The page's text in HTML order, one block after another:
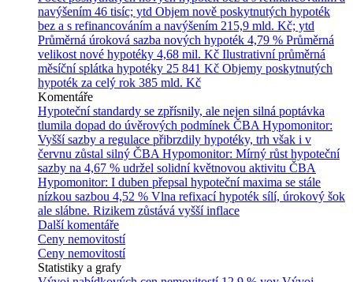
navýšením 46 tisíc; ytd Objem nově poskytnutých hypoték
bez a s refinancováním a navýšením 215,9 mld. Kč; ytd
Průměrná úroková sazba nových hypoték 4,79 % Průměrná
velikost nové hypotéky 4,68 mil. Kč Ilustrativní průměrná
měsíční splátka hypotéky 25 841 Kč Objemy poskytnutých
hypoték za celý rok 385 mld. Kč
Komentáře
Hypoteční standardy se zpřísnily, ale nejen silná poptávka
tlumila dopad do úvěrových podmínek ČBA Hypomonitor:
Vyšší sazby a regulace přibrzdily hypotéky, trh však i v
červnu zůstal silný ČBA Hypomonitor: Mírný růst hypoteční
sazby na 4,67 % udržel solidní květnovou aktivitu ČBA
Hypomonitor: I duben přepsal hypoteční maxima se stále
nízkou sazbou 4,52 % Vlna refixací hypoték sílí, úrokový šok
ale slábne. Rizikem zůstává vyšší inflace
Další komentáře
Ceny nemovitostí
Ceny nemovitostí
Statistiky a grafy